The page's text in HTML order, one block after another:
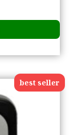
best seller